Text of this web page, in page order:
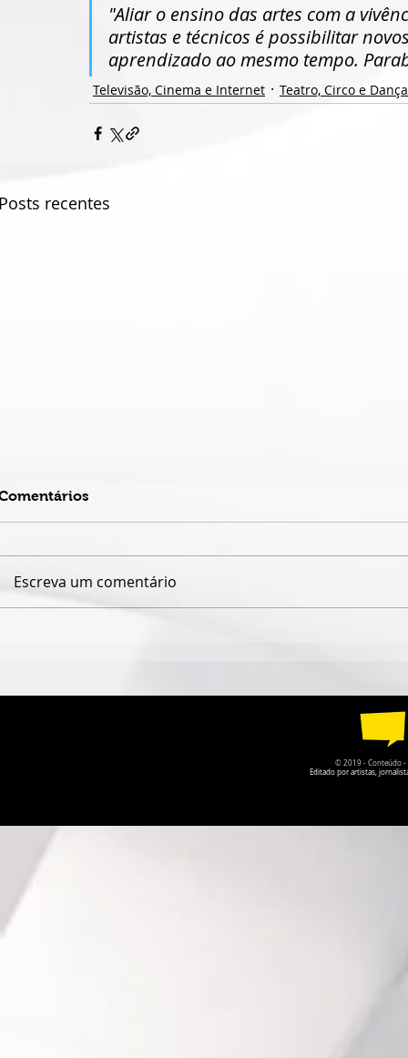
"Aliar o ensino das artes com a
artistas e técnicos é possibilitar
aprendizado ao mesmo tempo.
Televisão, Cinema e Internet Teatro, Circo e Dança
recentes
DA PRÓPRIA HISTÓRIA
AGOSTO
Escreva um comentário
© 2019 - Conteúdo -
Editado por artistas,